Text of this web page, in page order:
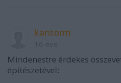
kantorm
Mindenestre érdekes
építészetével: